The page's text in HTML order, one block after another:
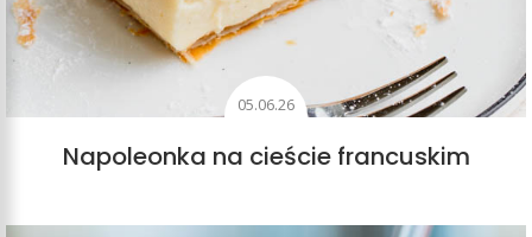
05.06.26
Napoleonka na cieście francuskim